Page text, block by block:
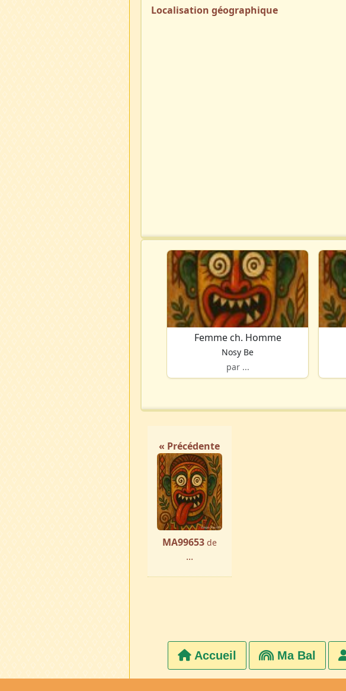
Localisation géographique
Femme ch. Homme
Nosy Be
par ...
« Précédente
MA99653 de
...
Accueil Ma Bal